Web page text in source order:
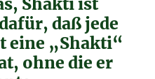
daß jede
eine „Shakti“
ohne die er